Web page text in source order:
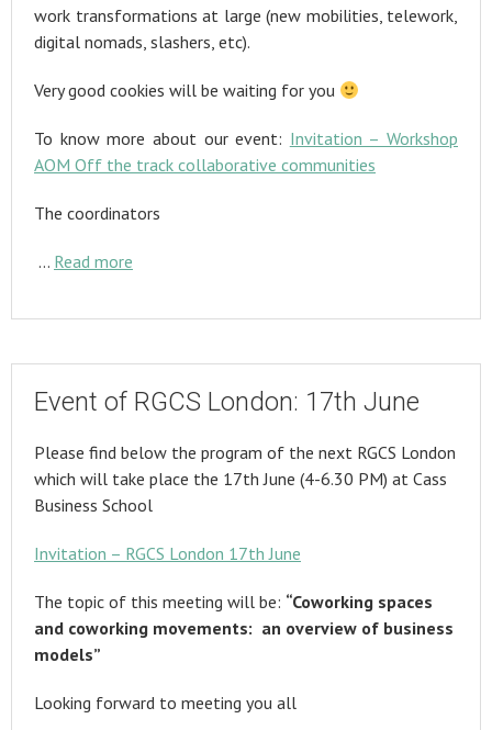
work transformations at large (new mobilities, telework,
digital nomads, slashers, etc).
Very good cookies will be waiting for you
To know more about our event: Invitation – Workshop
AOM Off the track collaborative communities
The coordinators
… Read more
Event of RGCS London: 17th June
Please find below the program of the next RGCS London
which will take place the 17th June (4-6.30 PM) at Cass
Business School
Invitation – RGCS London 17th June
The topic of this meeting will be: “Coworking spaces
and coworking movements: an overview of business
models”
Looking forward to meeting you all